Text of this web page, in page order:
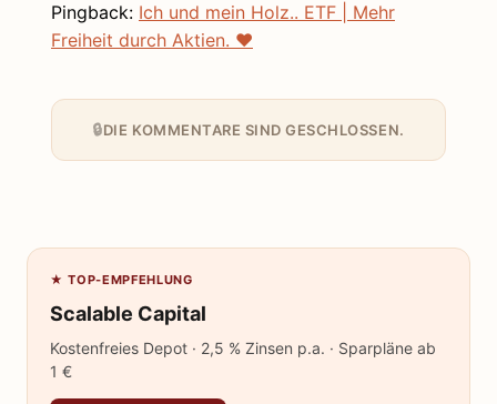
Pingback: Ich und mein Holz.. ETF | Mehr
Freiheit durch Aktien. ❤️
DIE KOMMENTARE SIND GESCHLOSSEN.
★ TOP-EMPFEHLUNG
Scalable Capital
Kostenfreies Depot · 2,5 % Zinsen p.a. · Sparpläne ab
1 €